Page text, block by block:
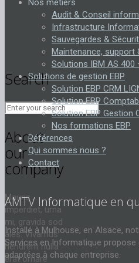
Search
About
our
company
Mauris
imperdiet, urna
mi, gravida sod
ales.Vivamus
hendrerit nulla
erat ornare
Nos métiers
Audit & Conseil
Infrastructure
Sauvegardes &
Maintenance, support
Solutions IBM AS
Solutions de gestion EBP
Solution EBP CRM
Solution EBP
Solution EBP Gestion
Nos formations EBP
Références
Qui sommes nous ?
Contact
AMTV Informatique en
Installé à Mulhouse, en Alsace,
Services en Informatique
adaptées à chaque entreprise.